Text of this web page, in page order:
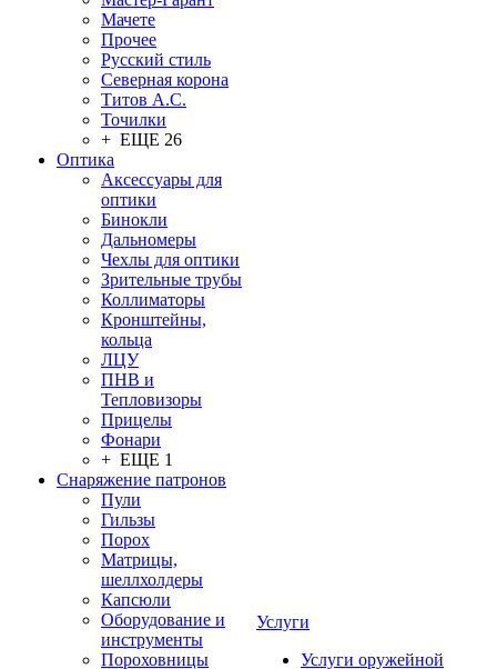
Мачете
Прочее
Русский стиль
Северная корона
Титов А.С.
Точилки
+ ЕЩЕ 26
Оптика
Аксессуары для
оптики
Бинокли
Дальномеры
Чехлы для оптики
Зрительные трубы
Коллиматоры
Кронштейны,
кольца
ЛЦУ
ПНВ и
Тепловизоры
Прицелы
Фонари
+ ЕЩЕ 1
Снаряжение патронов
Пули
Гильзы
Порох
Матрицы,
шеллхолдеры
Капсюли
Оборудование и
инструменты
Пороховницы
Услуги
Услуги оружейной